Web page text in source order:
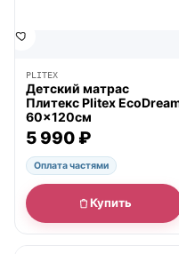
PLITEX
Детский матрас
Плитекс Plitex
60×120см
5 990 ₽
Оплата частями
Купить